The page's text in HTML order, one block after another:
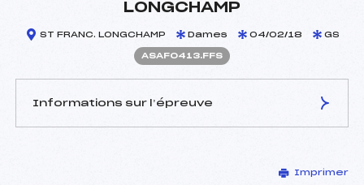
LONGCHAMP
ST FRANC. LONGCHAMP Dames 04/02/18 GS
ASAF0413.FFS
Informations sur l’épreuve
EDMOND GILBERT (SA)
Imprimer